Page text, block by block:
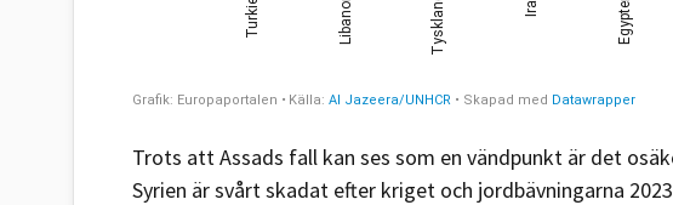
Trots att Assads fall kan ses som en vändpunkt är det
Syrien är svårt skadat efter kriget och jordbävningarna